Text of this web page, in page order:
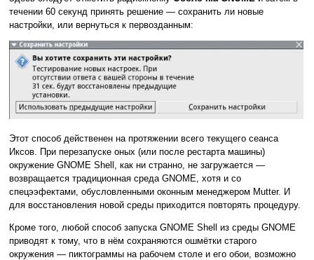
течении 60 секунд принять решение — сохранить ли новые
настройки, или вернуться к первозданным:
Этот способ действенен на протяжении всего текущего сеанса
Иксов. При перезапуске оных (или после рестарта машины)
окружение GNOME Shell, как ни странно, не загружается —
возвращается традиционная среда GNOME, хотя и со
спецээфектами, обусловленными оконным менеджером Mutter. И
для восстановления новой среды приходится повторять процедуру.
Кроме того, любой способ запуска GNOME Shell из среды GNOME
приводят к тому, что в нём сохраняются ошмётки старого
окружения — пиктограммы на рабочем столе и его обои, возможно